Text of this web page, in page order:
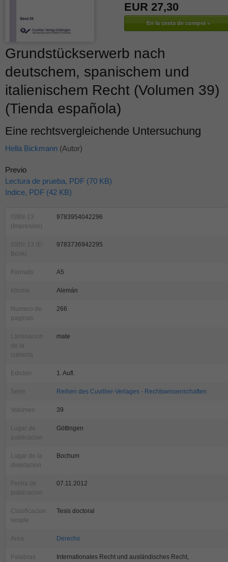
EUR 27,30
Grundstückserwerb nach
deutschem, spanischem und
italienischem Recht (Volumen 39)
(Tienda española)
Eine rechtsvergleichende Untersuchung
Hella Bickmann (Autor)
Previo
Lectura de prueba, PDF (70 KB)
Indice, PDF (42 KB)
ISBN-13
(Impresion)
9783954042296
ISBN-13 (E-
Book)
9783736942295
Formato A5
Idioma Alemán
Numero de
paginas
266
Laminacion
de la
cubierta
mate
Edicion 1. Aufl.
Serie Reihen des Cuvillier-Verlages - Rechtswissenschaften
Volumen 39
Lugar de
publicacion
Göttingen
Lugar de la
disertacion
Bochum
Fecha de
publicacion
07.11.2012
Clasificacion
simple
Tesis doctoral
Area Derecho
Palabras
Internationales Recht und ausländisches Recht,